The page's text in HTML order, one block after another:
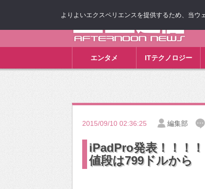
エンタメ ITテクノロジー
2015/09/10 02:36:25 編集部
iPadPro発表！！！
値段は799ドルから
よりよいエクスペリエンスを提供するため、当